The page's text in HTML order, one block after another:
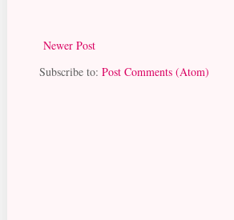
Newer Post
Subscribe to: Post Comments (Atom)